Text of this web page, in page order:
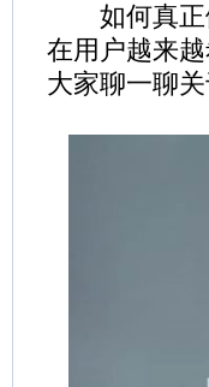
如何真正
在用户越来
大家聊一聊关